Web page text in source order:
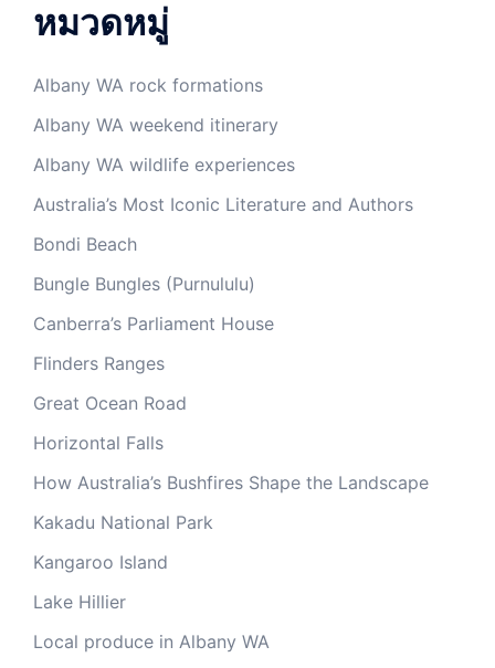
หมวดหมู่
Albany WA rock formations
Albany WA weekend itinerary
Albany WA wildlife experiences
Australia’s Most Iconic Literature and Authors
Bondi Beach
Bungle Bungles (Purnululu)
Canberra’s Parliament House
Flinders Ranges
Great Ocean Road
Horizontal Falls
How Australia’s Bushfires Shape the Landscape
Kakadu National Park
Kangaroo Island
Lake Hillier
Local produce in Albany WA